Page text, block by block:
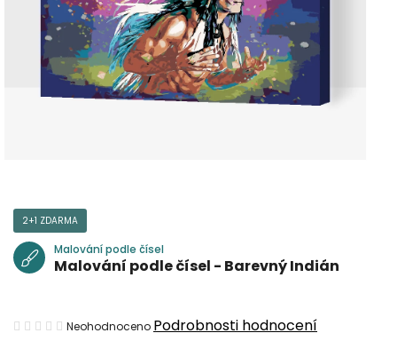
2+1 ZDARMA
Malování podle čísel
Malování podle čísel - Barevný Indián
Průměrné
Neohodnoceno Podrobnosti hodnocení